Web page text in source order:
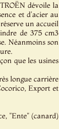
dévoile la
et d'acier au
un accueil
de 375 cm3
Néanmoins son
que les usines
longue carrière
Export et
"Ente" (canard)